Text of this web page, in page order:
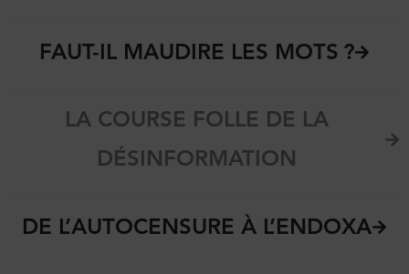
FAUT-IL MAUDIRE LES MOTS ?
LA COURSE FOLLE DE LA
DÉSINFORMATION
DE L’AUTOCENSURE À L’ENDOXA